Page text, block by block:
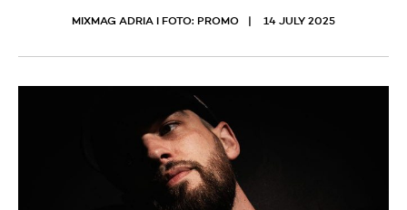
MIXMAG ADRIA I FOTO: PROMO 14 JULY 2025